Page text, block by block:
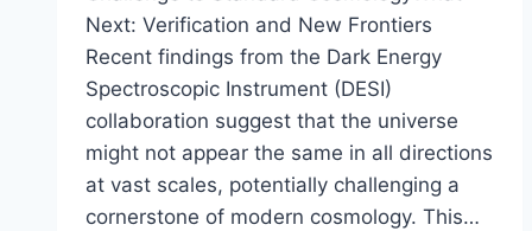
Next: Verification and New Frontiers
Recent findings from the Dark Energy
Spectroscopic Instrument (DESI)
collaboration suggest that the universe
might not appear the same in all directions
at vast scales, potentially challenging a
cornerstone of modern cosmology. This…